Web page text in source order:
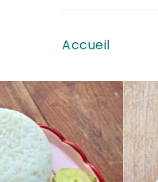
Accueil